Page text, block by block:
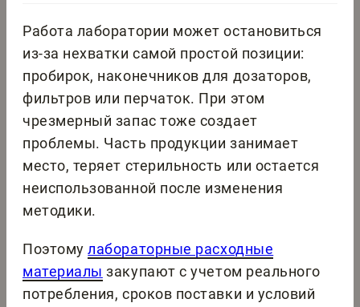
Работа лаборатории может остановиться
из-за нехватки самой простой позиции:
пробирок, наконечников для дозаторов,
фильтров или перчаток. При этом
чрезмерный запас тоже создает
проблемы. Часть продукции занимает
место, теряет стерильность или остается
неиспользованной после изменения
методики.
Поэтомулабораторные расходные
материалы закупают с учетом реального
потребления, сроков поставки и условий